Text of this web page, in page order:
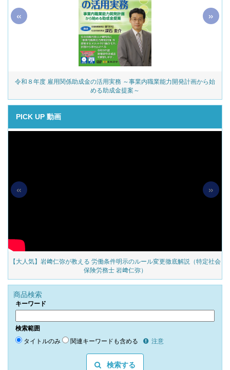
令和８年度 雇用関係助成金の活用実務 ～事業内職業能力開発計画から始
める助成金提案～
« »
PICK UP 動画
【大人気】岩﨑仁弥が教える 労働条件明示のルール変更徹底解説（特定社会
保険労務士 岩﨑仁弥）
« »
商品検索
キーワード
検索範囲
タイトルのみ 関連キーワードも含める 注意
検索する